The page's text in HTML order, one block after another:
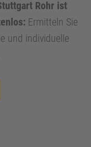
Rohr ist
Ermitteln Sie
und individuelle